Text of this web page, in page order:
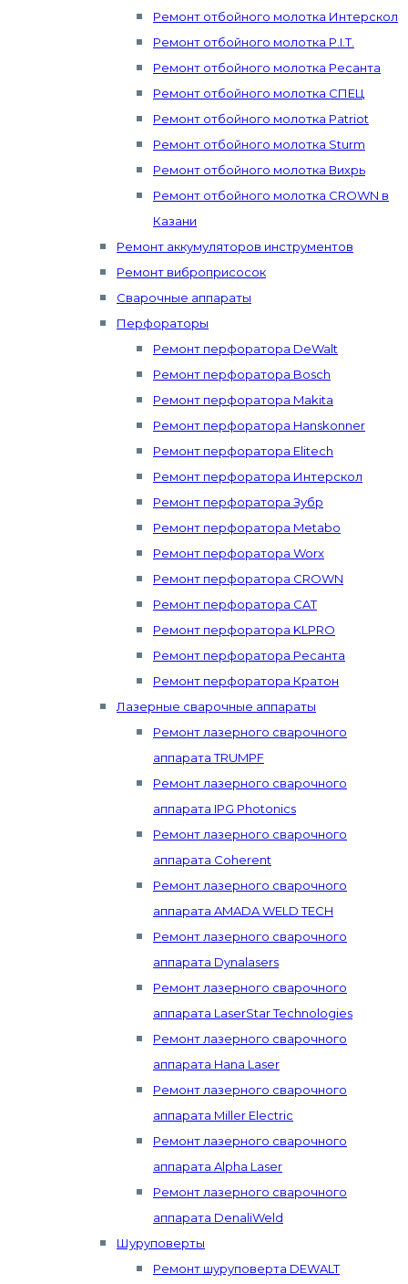
Ремонт отбойного молотка Интерскол
Ремонт отбойного молотка P.I.T.
Ремонт отбойного молотка Ресанта
Ремонт отбойного молотка СПЕЦ
Ремонт отбойного молотка Patriot
Ремонт отбойного молотка Sturm
Ремонт отбойного молотка Вихрь
Ремонт отбойного молотка CROWN в
Казани
Ремонт аккумуляторов инструментов
Ремонт виброприсосок
Сварочные аппараты
Перфораторы
Ремонт перфоратора DeWalt
Ремонт перфоратора Bosch
Ремонт перфоратора Makita
Ремонт перфоратора Hanskonner
Ремонт перфоратора Elitech
Ремонт перфоратора Интерскол
Ремонт перфоратора Зубр
Ремонт перфоратора Metabo
Ремонт перфоратора Worx
Ремонт перфоратора CROWN
Ремонт перфоратора CAT
Ремонт перфоратора KLPRO
Ремонт перфоратора Ресанта
Ремонт перфоратора Кратон
Лазерные сварочные аппараты
Ремонт лазерного сварочного
аппарата TRUMPF
Ремонт лазерного сварочного
аппарата IPG Photonics
Ремонт лазерного сварочного
аппарата Coherent
Ремонт лазерного сварочного
аппарата AMADA WELD TECH
Ремонт лазерного сварочного
аппарата Dynalasers
Ремонт лазерного сварочного
аппарата LaserStar Technologies
Ремонт лазерного сварочного
аппарата Hana Laser
Ремонт лазерного сварочного
аппарата Miller Electric
Ремонт лазерного сварочного
аппарата Alpha Laser
Ремонт лазерного сварочного
аппарата DenaliWeld
Шуруповерты
Ремонт шуруповерта DEWALT